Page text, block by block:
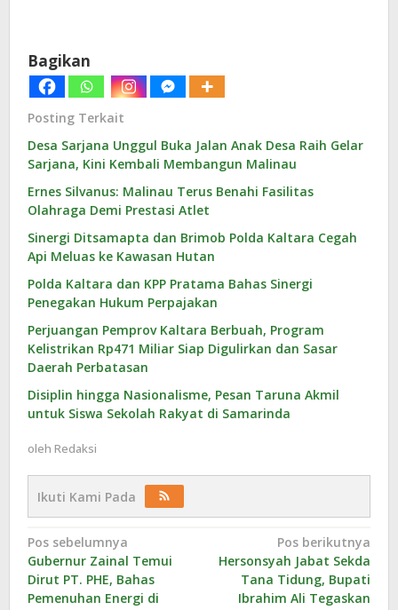
Bagikan
Posting Terkait
Desa Sarjana Unggul Buka Jalan Anak Desa Raih Gelar
Sarjana, Kini Kembali Membangun Malinau
Ernes Silvanus: Malinau Terus Benahi Fasilitas
Olahraga Demi Prestasi Atlet
Sinergi Ditsamapta dan Brimob Polda Kaltara Cegah
Api Meluas ke Kawasan Hutan
Polda Kaltara dan KPP Pratama Bahas Sinergi
Penegakan Hukum Perpajakan
Perjuangan Pemprov Kaltara Berbuah, Program
Kelistrikan Rp471 Miliar Siap Digulirkan dan Sasar
Daerah Perbatasan
Disiplin hingga Nasionalisme, Pesan Taruna Akmil
untuk Siswa Sekolah Rakyat di Samarinda
oleh Redaksi
Ikuti Kami Pada
Navigasi
pos
Pos sebelumnya
Gubernur Zainal Temui
Dirut PT. PHE, Bahas
Pemenuhan Energi di
Pos berikutnya
Hersonsyah Jabat Sekda
Tana Tidung, Bupati
Ibrahim Ali Tegaskan